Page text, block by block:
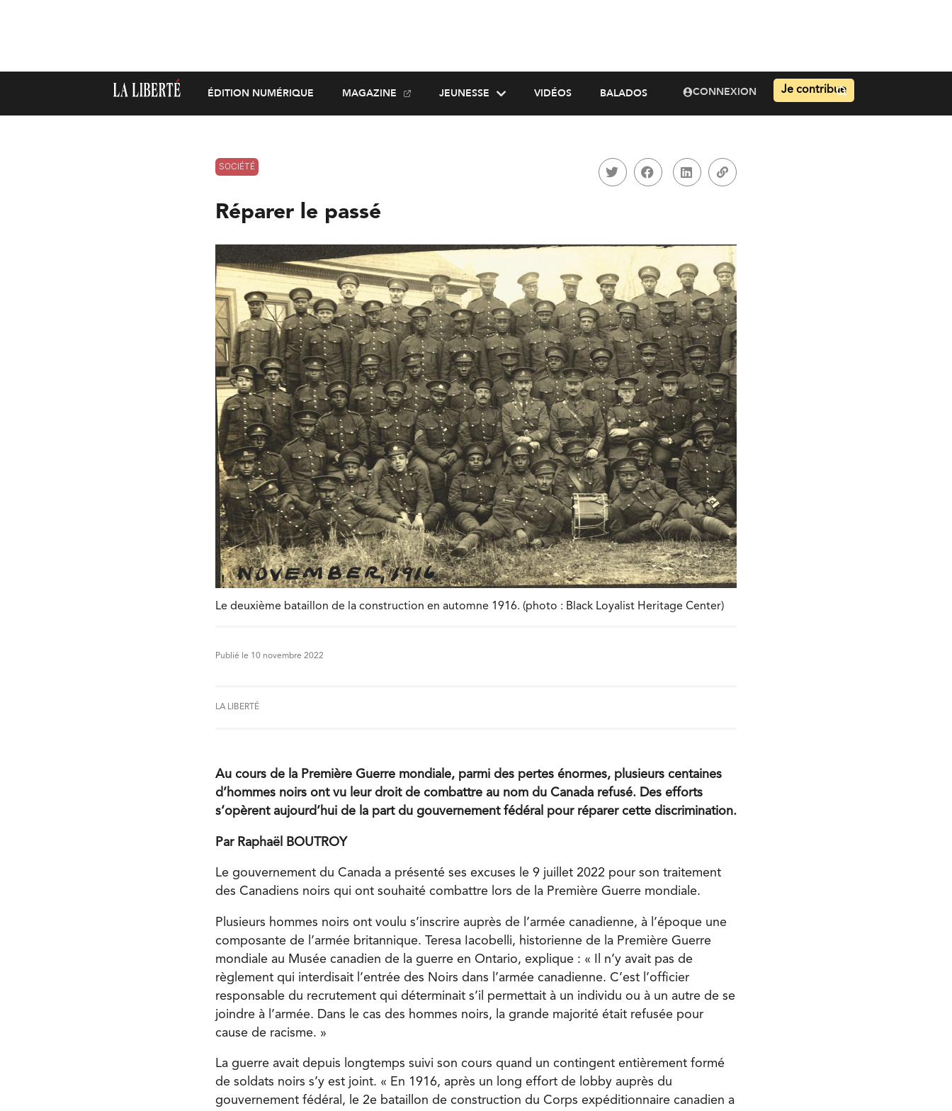
ÉDITION NUMÉRIQUE MAGAZINE JEUNESSE VIDÉOS BALADOS CONNEXION Je contribue
SOCIÉTÉ
Réparer le passé
Le deuxième bataillon de la construction en automne 1916. (photo : Black Loyalist Heritage Center)
Publié le 10 novembre 2022
LA LIBERTÉ
Au cours de la Première Guerre mondiale, parmi des pertes énormes, plusieurs centaines
d’hommes noirs ont vu leur droit de combattre au nom du Canada refusé. Des efforts
s’opèrent aujourd’hui de la part du gouvernement fédéral pour réparer cette discrimination.
Par Raphaël BOUTROY
Le gouvernement du Canada a présenté ses excuses le 9 juillet 2022 pour son traitement
des Canadiens noirs qui ont souhaité combattre lors de la Première Guerre mondiale.
Plusieurs hommes noirs ont voulu s’inscrire auprès de l’armée canadienne, à l’époque une
composante de l’armée britannique. Teresa Iacobelli, historienne de la Première Guerre
mondiale au Musée canadien de la guerre en Ontario, explique : « Il n’y avait pas de
règlement qui interdisait l’entrée des Noirs dans l’armée canadienne. C’est l’officier
responsable du recrutement qui déterminait s’il permettait à un individu ou à un autre de se
joindre à l’armée. Dans le cas des hommes noirs, la grande majorité était refusée pour
cause de racisme. »
La guerre avait depuis longtemps suivi son cours quand un contingent entièrement formé
de soldats noirs s’y est joint. « En 1916, après un long effort de lobby auprès du
gouvernement fédéral, le 2e bataillon de construction du Corps expéditionnaire canadien a